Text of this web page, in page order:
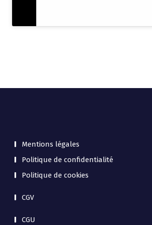
Mentions légales
Politique de confidentialité
Politique de cookies
CGV
CGU